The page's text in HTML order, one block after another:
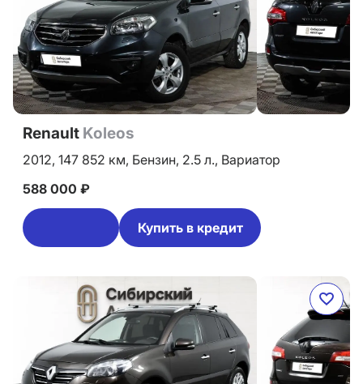
Renault Koleos
2012, 147 852 км, Бензин, 2.5 л., Вариатор
588 000 ₽
Купить в кредит